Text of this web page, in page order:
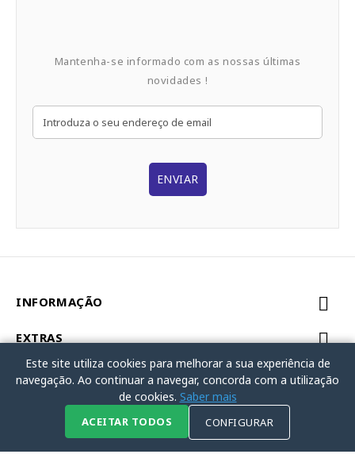
Mantenha-se informado com as nossas últimas
novidades !
ENVIAR
INFORMAÇÃO
EXTRAS
MINHA CONTA
Este site utiliza cookies para melhorar a sua experiência de
navegação. Ao continuar a navegar, concorda com a utilização
de cookies. Saber mais
ACEITAR TODOS CONFIGURAR